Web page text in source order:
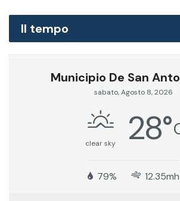
Il tempo
Municipio De San
sabato, Agosto 8, 2026
clear sky 28°
79% 12.35mh